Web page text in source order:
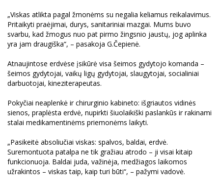
„Viskas atlikta pagal žmonėms su negalia keliamus reikalavimus.
Pritaikyti praėjimai, durys, sanitariniai mazgai. Mums buvo
svarbu, kad žmogus nuo pat pirmo žingsnio jaustų, jog aplinka
yra jam draugiška“, – pasakoja G.Čepienė.
Atnaujintose erdvėse įsikūrė visa šeimos gydytojo komanda –
šeimos gydytojai, vaikų ligų gydytojai, slaugytojai, socialiniai
darbuotojai, kineziterapeutas.
Pokyčiai neaplenkė ir chirurginio kabineto: išgriautos vidinės
sienos, praplėsta erdvė, nupirkti šiuolaikiški paslankūs ir rakinami
stalai medikamentinėms priemonėms laikyti.
„Pasikeitė absoliučiai viskas: spalvos, baldai, erdvė.
Suremontuota patalpa ne tik gražiau atrodo – ji visai kitaip
funkcionuoja. Baldai juda, važinėja, medžiagos laikomos
užrakintos – viskas taip, kaip turi būti“, – pažymi vadovė.